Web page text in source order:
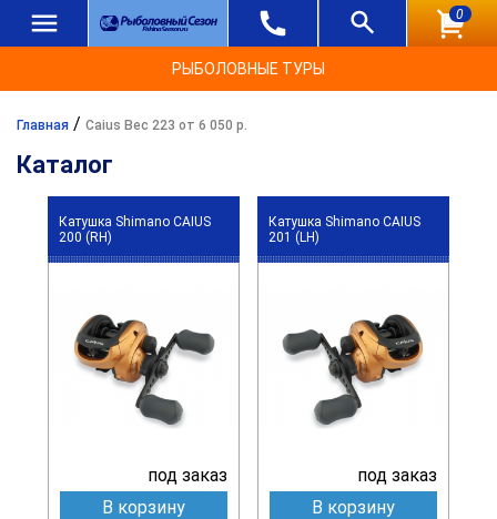
0
РЫБОЛОВНЫЕ ТУРЫ
Главная / Caius Вес 223 от 6 050 р.
Каталог
Катушка Shimano CAIUS
200 (RH)
под заказ
В корзину
Катушка Shimano CAIUS
201 (LH)
под заказ
В корзину